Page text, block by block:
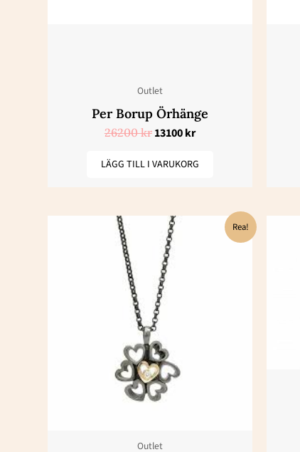
Outlet
Per Borup Örhänge
26200kr 13100kr
LÄGG TILL I VARUKORG
Rea!
Outlet
Det
ursprungliga
priset
var:
5800 kr.
nuvarande